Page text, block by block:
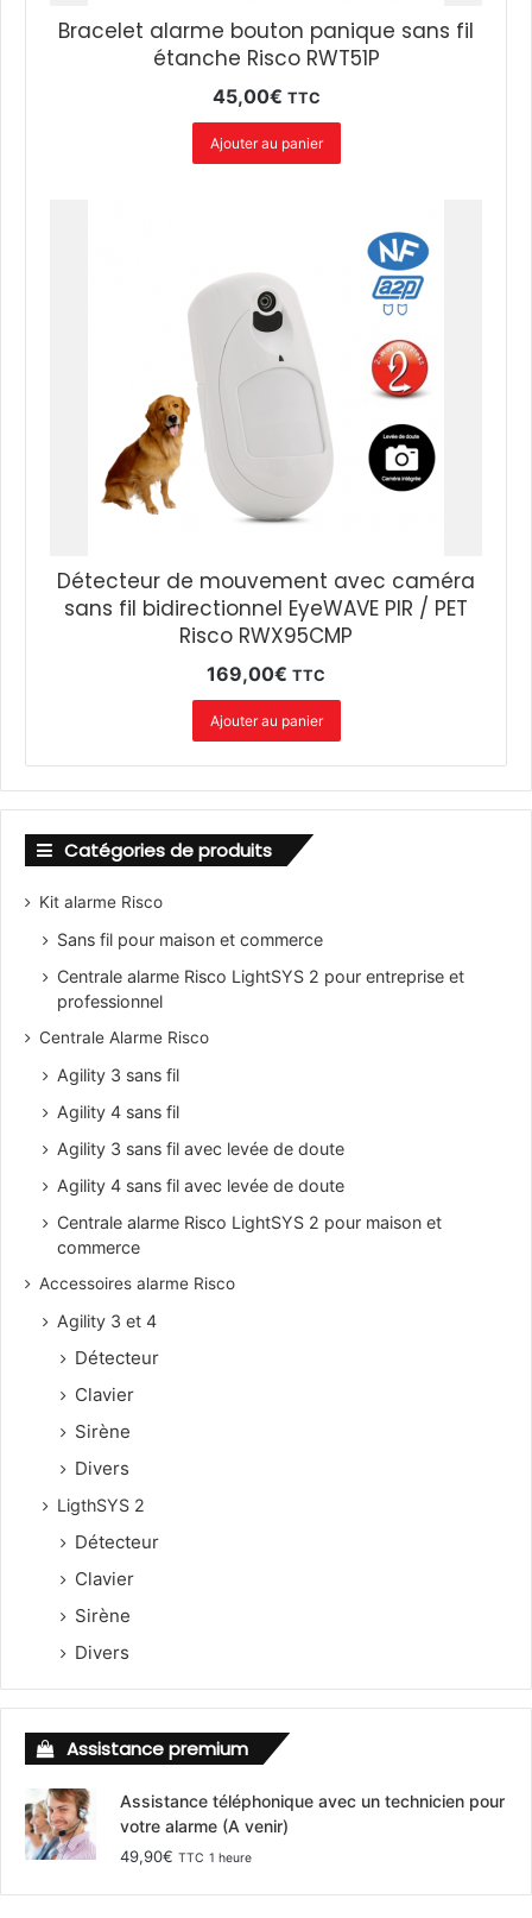
Bracelet alarme bouton panique sans fil
étanche Risco RWT51P
45,00€ TTC
Ajouter au panier
Détecteur de mouvement avec caméra
sans fil bidirectionnel EyeWAVE PIR / PET
Risco RWX95CMP
169,00€ TTC
Ajouter au panier
Catégories de produits
Kit alarme Risco
Sans fil pour maison et commerce
Centrale alarme Risco LightSYS 2 pour entreprise et
professionnel
Centrale Alarme Risco
Agility 3 sans fil
Agility 4 sans fil
Agility 3 sans fil avec levée de doute
Agility 4 sans fil avec levée de doute
Centrale alarme Risco LightSYS 2 pour maison et
commerce
Accessoires alarme Risco
Agility 3 et 4
Détecteur
Clavier
Sirène
Divers
LigthSYS 2
Détecteur
Clavier
Sirène
Divers
Assistance premium
Assistance téléphonique avec un technicien pour
votre alarme (A venir)
49,90€ TTC 1 heure